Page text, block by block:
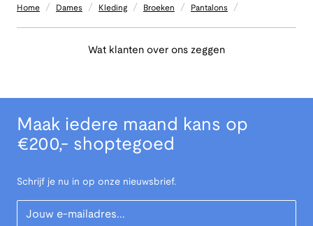
Home / Dames / Kleding / Broeken / Pantalons /
Wat klanten over ons zeggen
Maak iedere maand kans op
€200,- shoptegoed
Schrijf je nu in op onze nieuwsbrief.
Your Email